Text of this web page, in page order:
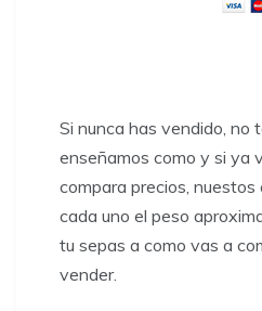
Si nunca has vendido, no
enseñamos como y si ya
compara precios,
cada uno el peso
tu sepas a como vas a
vender.